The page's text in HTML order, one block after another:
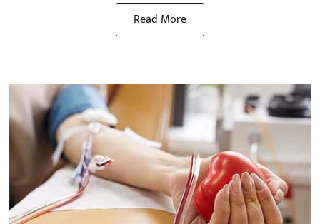
Read More